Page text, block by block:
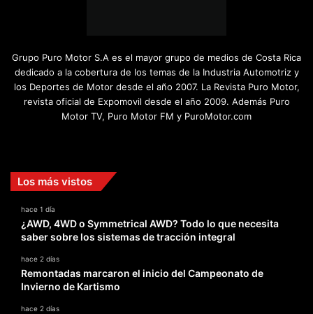
Grupo Puro Motor S.A es el mayor grupo de medios de Costa Rica
dedicado a la cobertura de los temas de la Industria Automotriz y
los Deportes de Motor desde el año 2007. La Revista Puro Motor,
revista oficial de Expomovil desde el año 2009. Además Puro
Motor TV, Puro Motor FM y PuroMotor.com
Los más vistos
hace 1 día
¿AWD, 4WD o Symmetrical AWD? Todo lo que necesita
saber sobre los sistemas de tracción integral
hace 2 días
Remontadas marcaron el inicio del Campeonato de
Invierno de Kartismo
hace 2 días